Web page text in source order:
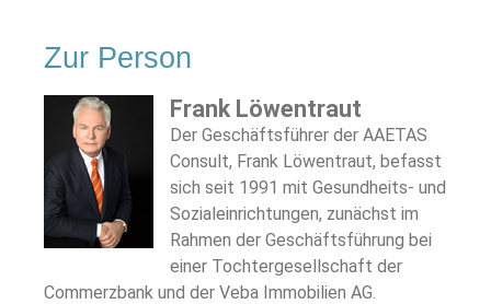
Zur Person
Frank Löwentraut
Der Geschäftsführer der AAETAS
Consult, Frank Löwentraut, befasst
sich seit 1991 mit Gesundheits- und
Sozialeinrichtungen, zunächst im
Rahmen der Geschäftsführung bei
einer Tochtergesellschaft der
Commerzbank und der Veba Immobilien AG.